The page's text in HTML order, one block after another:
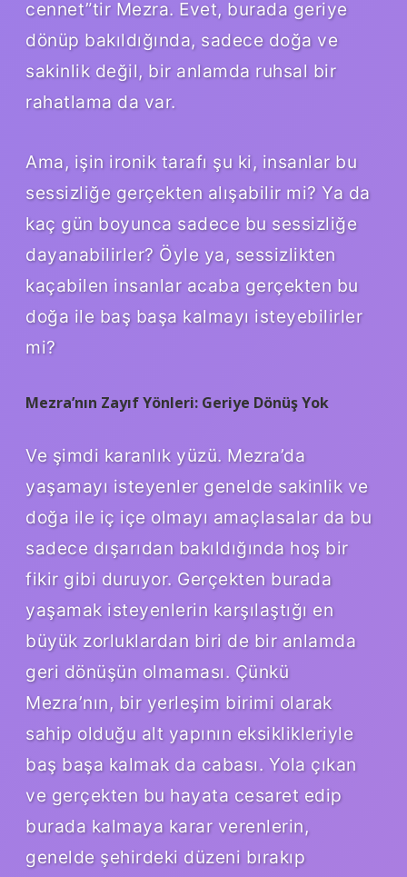
cennet”tir Mezra. Evet, burada geriye
dönüp bakıldığında, sadece doğa ve
sakinlik değil, bir anlamda ruhsal bir
rahatlama da var.
Ama, işin ironik tarafı şu ki, insanlar bu
sessizliğe gerçekten alışabilir mi? Ya da
kaç gün boyunca sadece bu sessizliğe
dayanabilirler? Öyle ya, sessizlikten
kaçabilen insanlar acaba gerçekten bu
doğa ile baş başa kalmayı isteyebilirler
mi?
Mezra’nın Zayıf Yönleri: Geriye Dönüş Yok
Ve şimdi karanlık yüzü. Mezra’da
yaşamayı isteyenler genelde sakinlik ve
doğa ile iç içe olmayı amaçlasalar da bu
sadece dışarıdan bakıldığında hoş bir
fikir gibi duruyor. Gerçekten burada
yaşamak isteyenlerin karşılaştığı en
büyük zorluklardan biri de bir anlamda
geri dönüşün olmaması. Çünkü
Mezra’nın, bir yerleşim birimi olarak
sahip olduğu alt yapının eksiklikleriyle
baş başa kalmak da cabası. Yola çıkan
ve gerçekten bu hayata cesaret edip
burada kalmaya karar verenlerin,
genelde şehirdeki düzeni bırakıp